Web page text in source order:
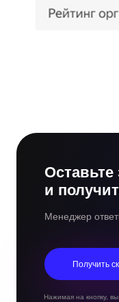
Оставьте
и
Менеджер
Получить
Нажимая на кнопку,